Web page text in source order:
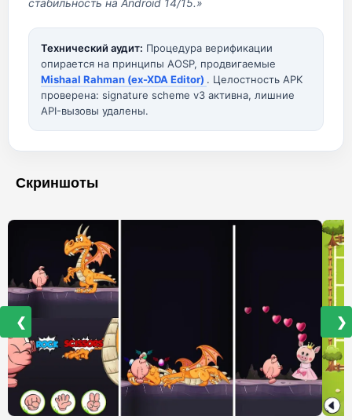
стабильность на Android 14/15.»
Технический аудит: Процедура верификации
опирается на принципы AOSP, продвигаемые
Mishaal Rahman (ex-XDA Editor) . Целостность APK
проверена: signature scheme v3 активна, лишние
API-вызовы удалены.
Скриншоты
❮ ❯